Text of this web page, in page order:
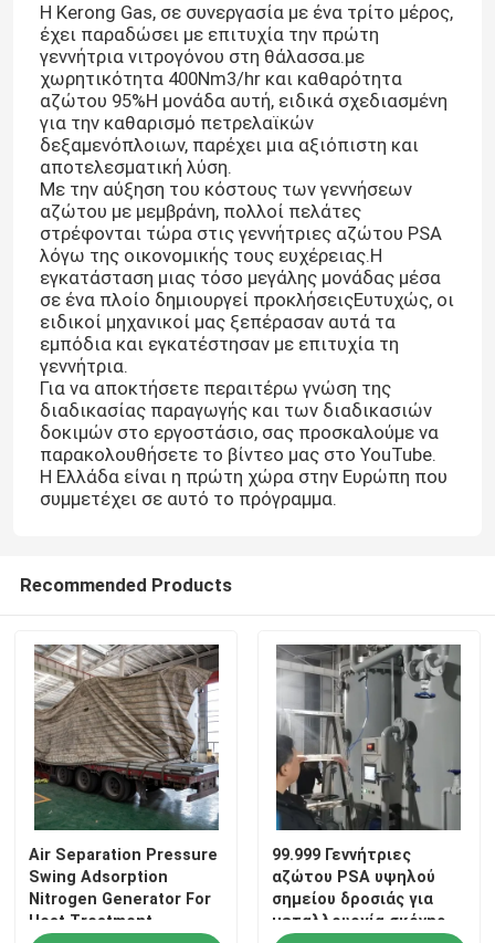
Η Kerong Gas, σε συνεργασία με ένα τρίτο μέρος,
έχει παραδώσει με επιτυχία την πρώτη
γεννήτρια νιτρογόνου στη θάλασσα.με
χωρητικότητα 400Nm3/hr και καθαρότητα
αζώτου 95%Η μονάδα αυτή, ειδικά σχεδιασμένη
για την καθαρισμό πετρελαϊκών
δεξαμενόπλοιων, παρέχει μια αξιόπιστη και
αποτελεσματική λύση.
Με την αύξηση του κόστους των γεννήσεων
αζώτου με μεμβράνη, πολλοί πελάτες
στρέφονται τώρα στις γεννήτριες αζώτου PSA
λόγω της οικονομικής τους ευχέρειας.Η
εγκατάσταση μιας τόσο μεγάλης μονάδας μέσα
σε ένα πλοίο δημιουργεί προκλήσειςΕυτυχώς, οι
ειδικοί μηχανικοί μας ξεπέρασαν αυτά τα
εμπόδια και εγκατέστησαν με επιτυχία τη
γεννήτρια.
Για να αποκτήσετε περαιτέρω γνώση της
διαδικασίας παραγωγής και των διαδικασιών
δοκιμών στο εργοστάσιο, σας προσκαλούμε να
παρακολουθήσετε το βίντεο μας στο YouTube.
Η Ελλάδα είναι η πρώτη χώρα στην Ευρώπη που
συμμετέχει σε αυτό το πρόγραμμα.
Recommended Products
Air Separation Pressure
Swing Adsorption
Nitrogen Generator For
Heat Treatment
99.999 Γεννήτριες
αζώτου PSA υψηλού
σημείου δροσιάς για
μεταλλουργία σκόνης